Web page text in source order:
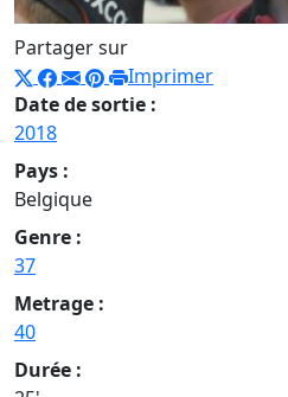
Partager sur
Imprimer
Date de sortie :
2018
Pays :
Belgique
Genre :
37
Metrage :
40
Durée :